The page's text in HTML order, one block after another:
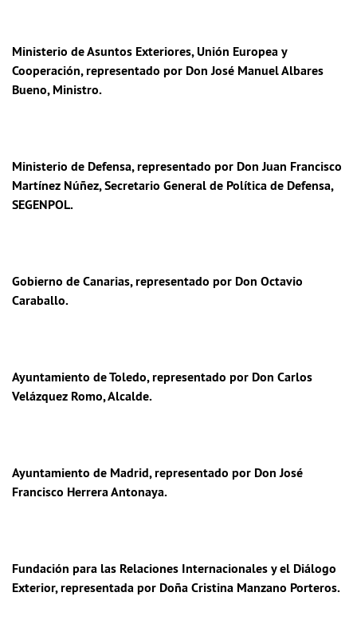
Ministerio de Asuntos Exteriores, Unión Europea y
Cooperación, representado por Don José Manuel Albares
Bueno, Ministro.
Ministerio de Defensa, representado por Don Juan Francisco
Martínez Núñez, Secretario General de Política de Defensa,
SEGENPOL.
Gobierno de Canarias, representado por Don Octavio
Caraballo.
Ayuntamiento de Toledo, representado por Don Carlos
Velázquez Romo, Alcalde.
Ayuntamiento de Madrid, representado por Don José
Francisco Herrera Antonaya.
Fundación para las Relaciones Internacionales y el Diálogo
Exterior, representada por Doña Cristina Manzano Porteros.